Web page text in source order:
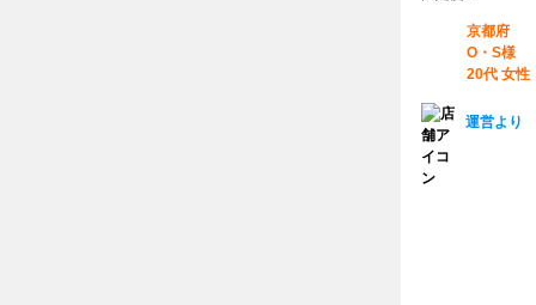
京都府
O・S様
20代 女性
運営より